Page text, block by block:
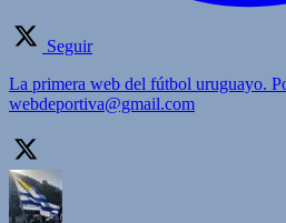
Seguir
La primera web del fútbol uruguayo.
webdeportiva@gmail.com